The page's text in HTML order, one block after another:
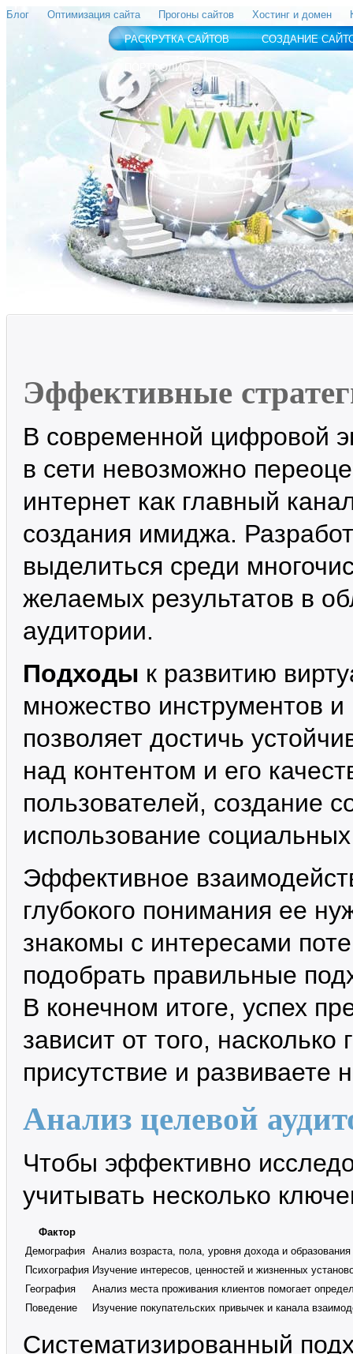
Блог Оптимизация сайта Прогоны сайтов Хостинг и домен
РАСКРУТКА САЙТОВ СОЗДАНИЕ
ПОРТФОЛИО
Эффективные
В современной цифровой
в сети невозможно
интернет как главный
создания имиджа.
выделиться среди
желаемых результатов в
аудитории.
Подходы к развитию
множество инструментов
позволяет достичь
над контентом и его
пользователей, создание
использование
Эффективное
глубокого понимания ее
знакомы с интересами
подобрать правильные
В конечном итоге, успех
зависит от того,
присутствие и развиваете
Анализ целевой
Чтобы эффективно
учитывать несколько
Фактор
Демография Анализ возраста, пола, уровня дохода и
Психография Изучение интересов, ценностей и жизненных
География
Анализ места проживания клиентов помогает
Поведение
Изучение покупательских привычек и канала
Систематизированный